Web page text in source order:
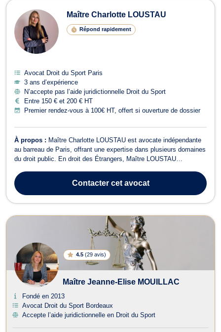
Maître Charlotte LOUSTAU
Répond rapidement
Avocat Droit du Sport Paris
3 ans d’expérience
N’accepte pas l’aide juridictionnelle Droit du Sport
Entre 150 € et 200 € HT
Premier rendez-vous à 100€ HT, offert si ouverture de dossier
À propos : Maître Charlotte LOUSTAU est avocate indépendante
au barreau de Paris, offrant une expertise dans plusieurs domaines
du droit public. En droit des Étrangers, Maître LOUSTAU
préfecture telles que les demandes de titre de séjour, ainsi que les
procédures de regroupement f...
Contactercet avocat
4.5 (29 avis)
Maître Jeanne-Elise MOUILLAC
Fondé en 2013
Avocat Droit du Sport Bordeaux
Accepte l’aide juridictionnelle en Droit du Sport